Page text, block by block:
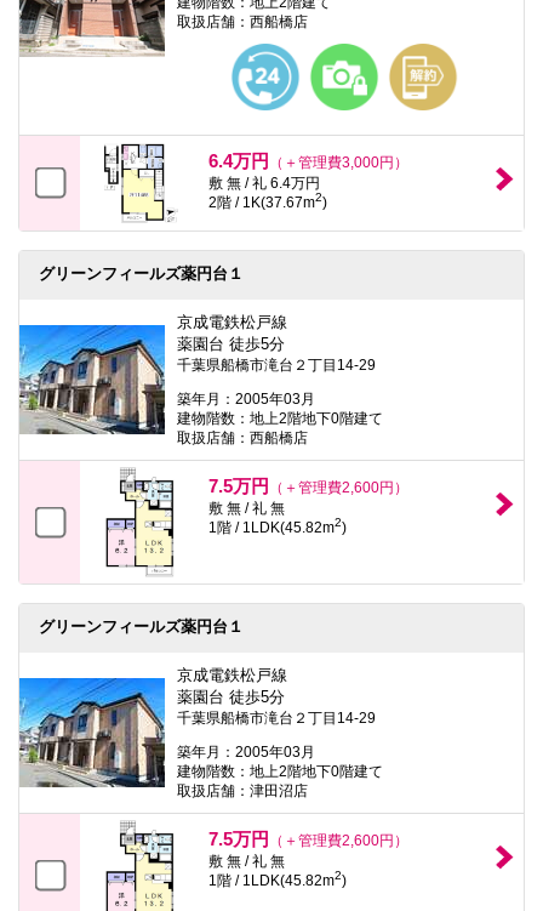
取扱店舗：西船橋店
6.4万円
（＋管理費3,000円）
敷 無 / 礼 6.4万円
2階 / 1K(37.67m2)
グリーンフィールズ薬円台１
京成電鉄松戸線
薬園台 徒歩5分
千葉県船橋市滝台２丁目14-29
築年月：2005年03月
建物階数：地上2階地下0階建て
取扱店舗：西船橋店
7.5万円
（＋管理費2,600円）
敷 無 / 礼 無
1階 / 1LDK(45.82m2)
グリーンフィールズ薬円台１
京成電鉄松戸線
薬園台 徒歩5分
千葉県船橋市滝台２丁目14-29
築年月：2005年03月
建物階数：地上2階地下0階建て
取扱店舗：津田沼店
7.5万円
（＋管理費2,600円）
敷 無 / 礼 無
1階 / 1LDK(45.82m2)